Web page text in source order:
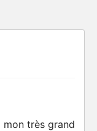
mon très grand